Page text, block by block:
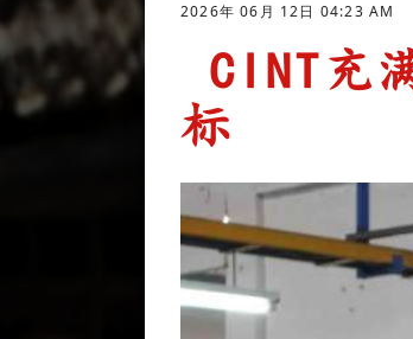
2026年 06月 12日 04:23 AM
CINT充
标